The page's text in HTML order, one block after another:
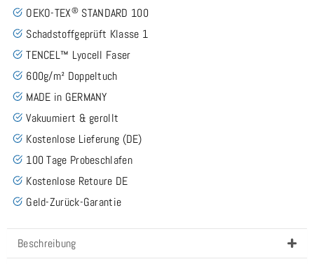
OEKO-TEX® STANDARD 100
Schadstoffgeprüft Klasse 1
TENCEL™ Lyocell Faser
600g/m² Doppeltuch
MADE in GERMANY
Vakuumiert & gerollt
Kostenlose Lieferung (DE)
100 Tage Probeschlafen
Kostenlose Retoure DE
Geld-Zurück-Garantie
Beschreibung